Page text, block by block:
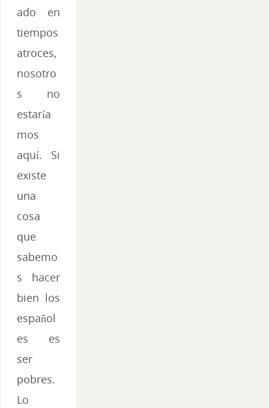
ado en
tiempos
atroces,
nosotro
s no
estaría
mos
aquí. Si
existe
una
cosa
que
sabemo
s hacer
bien los
español
es es
ser
pobres.
Lo